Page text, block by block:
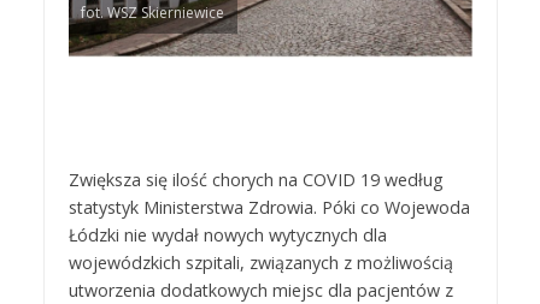
fot. WSZ Skierniewice
Zwiększa się ilość chorych na COVID 19 według
statystyk Ministerstwa Zdrowia. Póki co Wojewoda
Łódzki nie wydał nowych wytycznych dla
wojewódzkich szpitali, związanych z możliwością
utworzenia dodatkowych miejsc dla pacjentów z